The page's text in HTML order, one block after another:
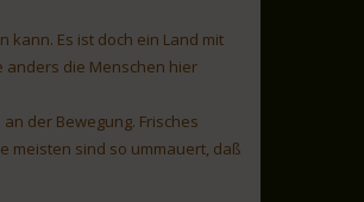
kann. Es ist doch ein Land mit
anders die Menschen hier
der Bewegung. Frisches
meisten sind so ummauert, daß